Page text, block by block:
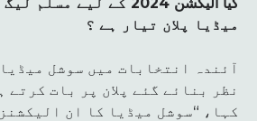
میڈیا پلان تیار ہے ؟
آئندہ انتخابات میں سوشل
نظر بنائے گئے پلان پر بات کرتے
کہا، “سوشل میڈیا کا ان